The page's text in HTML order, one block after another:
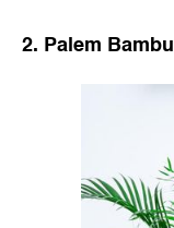
2. Palem Bambu